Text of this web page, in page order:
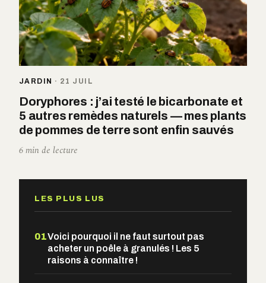
JARDIN · 21 JUIL
Doryphores : j’ai testé le bicarbonate et
5 autres remèdes naturels — mes plants
de pommes de terre sont enfin sauvés
6 min de lecture
LES PLUS LUS
01Voici pourquoi il ne faut surtout pas
acheter un poêle à granulés ! Les 5
raisons à connaître !